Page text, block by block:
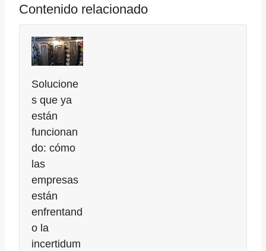
Contenido relacionado
Solucione
s que ya
están
funcionan
do: cómo
las
empresas
están
enfrentand
o la
incertidum